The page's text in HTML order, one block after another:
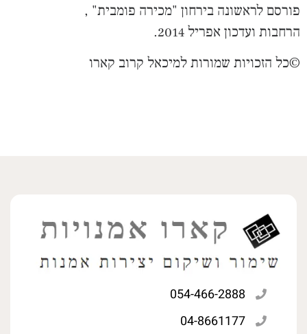
פורסם לראשונה בירחון "מכירה פומבית" ,
הרחבות ועדכון אפריל 2014.
©כל הזכויות שמורות למיכאל קרוב קארו
054-466-2888
04-8661177